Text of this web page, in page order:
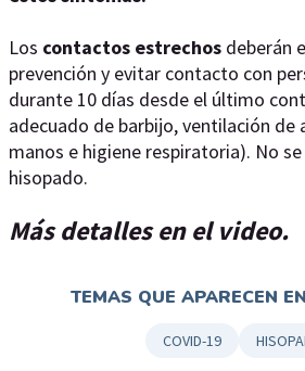
Los contactos estrechos deberán
prevención y evitar contacto con
durante 10 días desde el último
adecuado de barbijo, ventilación de
manos e higiene respiratoria). No
hisopado.
Más detalles en el video.
TEMAS QUE APARECEN
COVID-19